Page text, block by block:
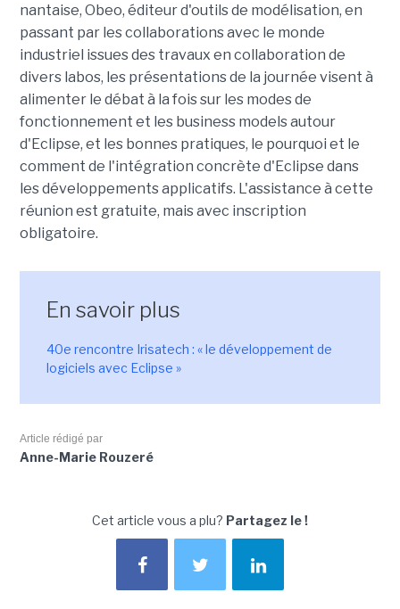
nantaise, Obeo, éditeur d'outils de modélisation, en
passant par les collaborations avec le monde
industriel issues des travaux en collaboration de
divers labos, les présentations de la journée visent à
alimenter le débat à la fois sur les modes de
fonctionnement et les business models autour
d'Eclipse, et les bonnes pratiques, le pourquoi et le
comment de l'intégration concrète d'Eclipse dans
les développements applicatifs. L'assistance à cette
réunion est gratuite, mais avec inscription
obligatoire.
En savoir plus
40e rencontre Irisatech : « le développement de
logiciels avec Eclipse »
Article rédigé par
Anne-Marie Rouzeré
Cet article vous a plu? Partagez le !